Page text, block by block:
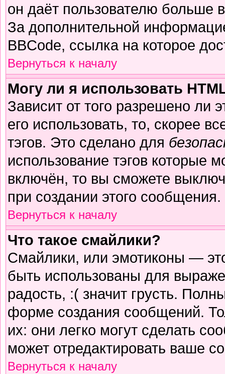
он даёт пользователю больше
За дополнительной
BBCode, ссылка на которое
Вернуться к началу
Могу ли я использовать
Зависит от того разрешено ли
его использовать, то, скорее
тэгов. Это сделано для
использование тэгов которые
включён, то вы сможете
при создании этого сообщения.
Вернуться к началу
Что такое смайлики?
Смайлики, или эмотиконы —
быть использованы для
радость, :( значит грусть.
форме создания сообщений.
их: они легко могут сделать
может отредактировать ваше
Вернуться к началу